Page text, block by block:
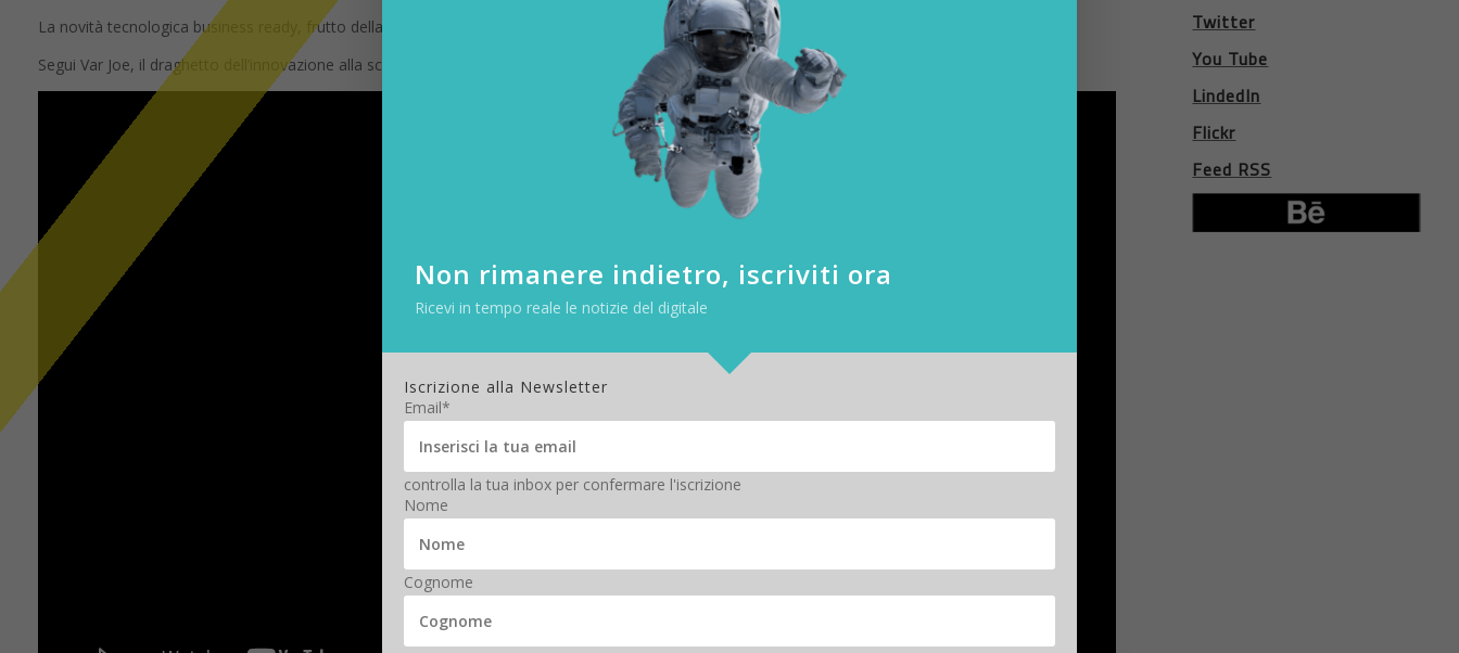
La novità tecnologica business ready, frutto della collaborazione tra due eccellenze CISCO & VAR GROUP
Segui Var Joe, il draghetto dell’innovazione alla scoperta delle nuove soluzioni di connettività e gestione dei dati in modo veloce e sicuro.
Twitter
You Tube
LindedIn
Flickr
Feed RSS
Non rimanere indietro, iscriviti ora
Ricevi in tempo reale le notizie del digitale
Iscrizione alla Newsletter
Email*
controlla la tua inbox per confermare l'iscrizione
Nome
Cognome